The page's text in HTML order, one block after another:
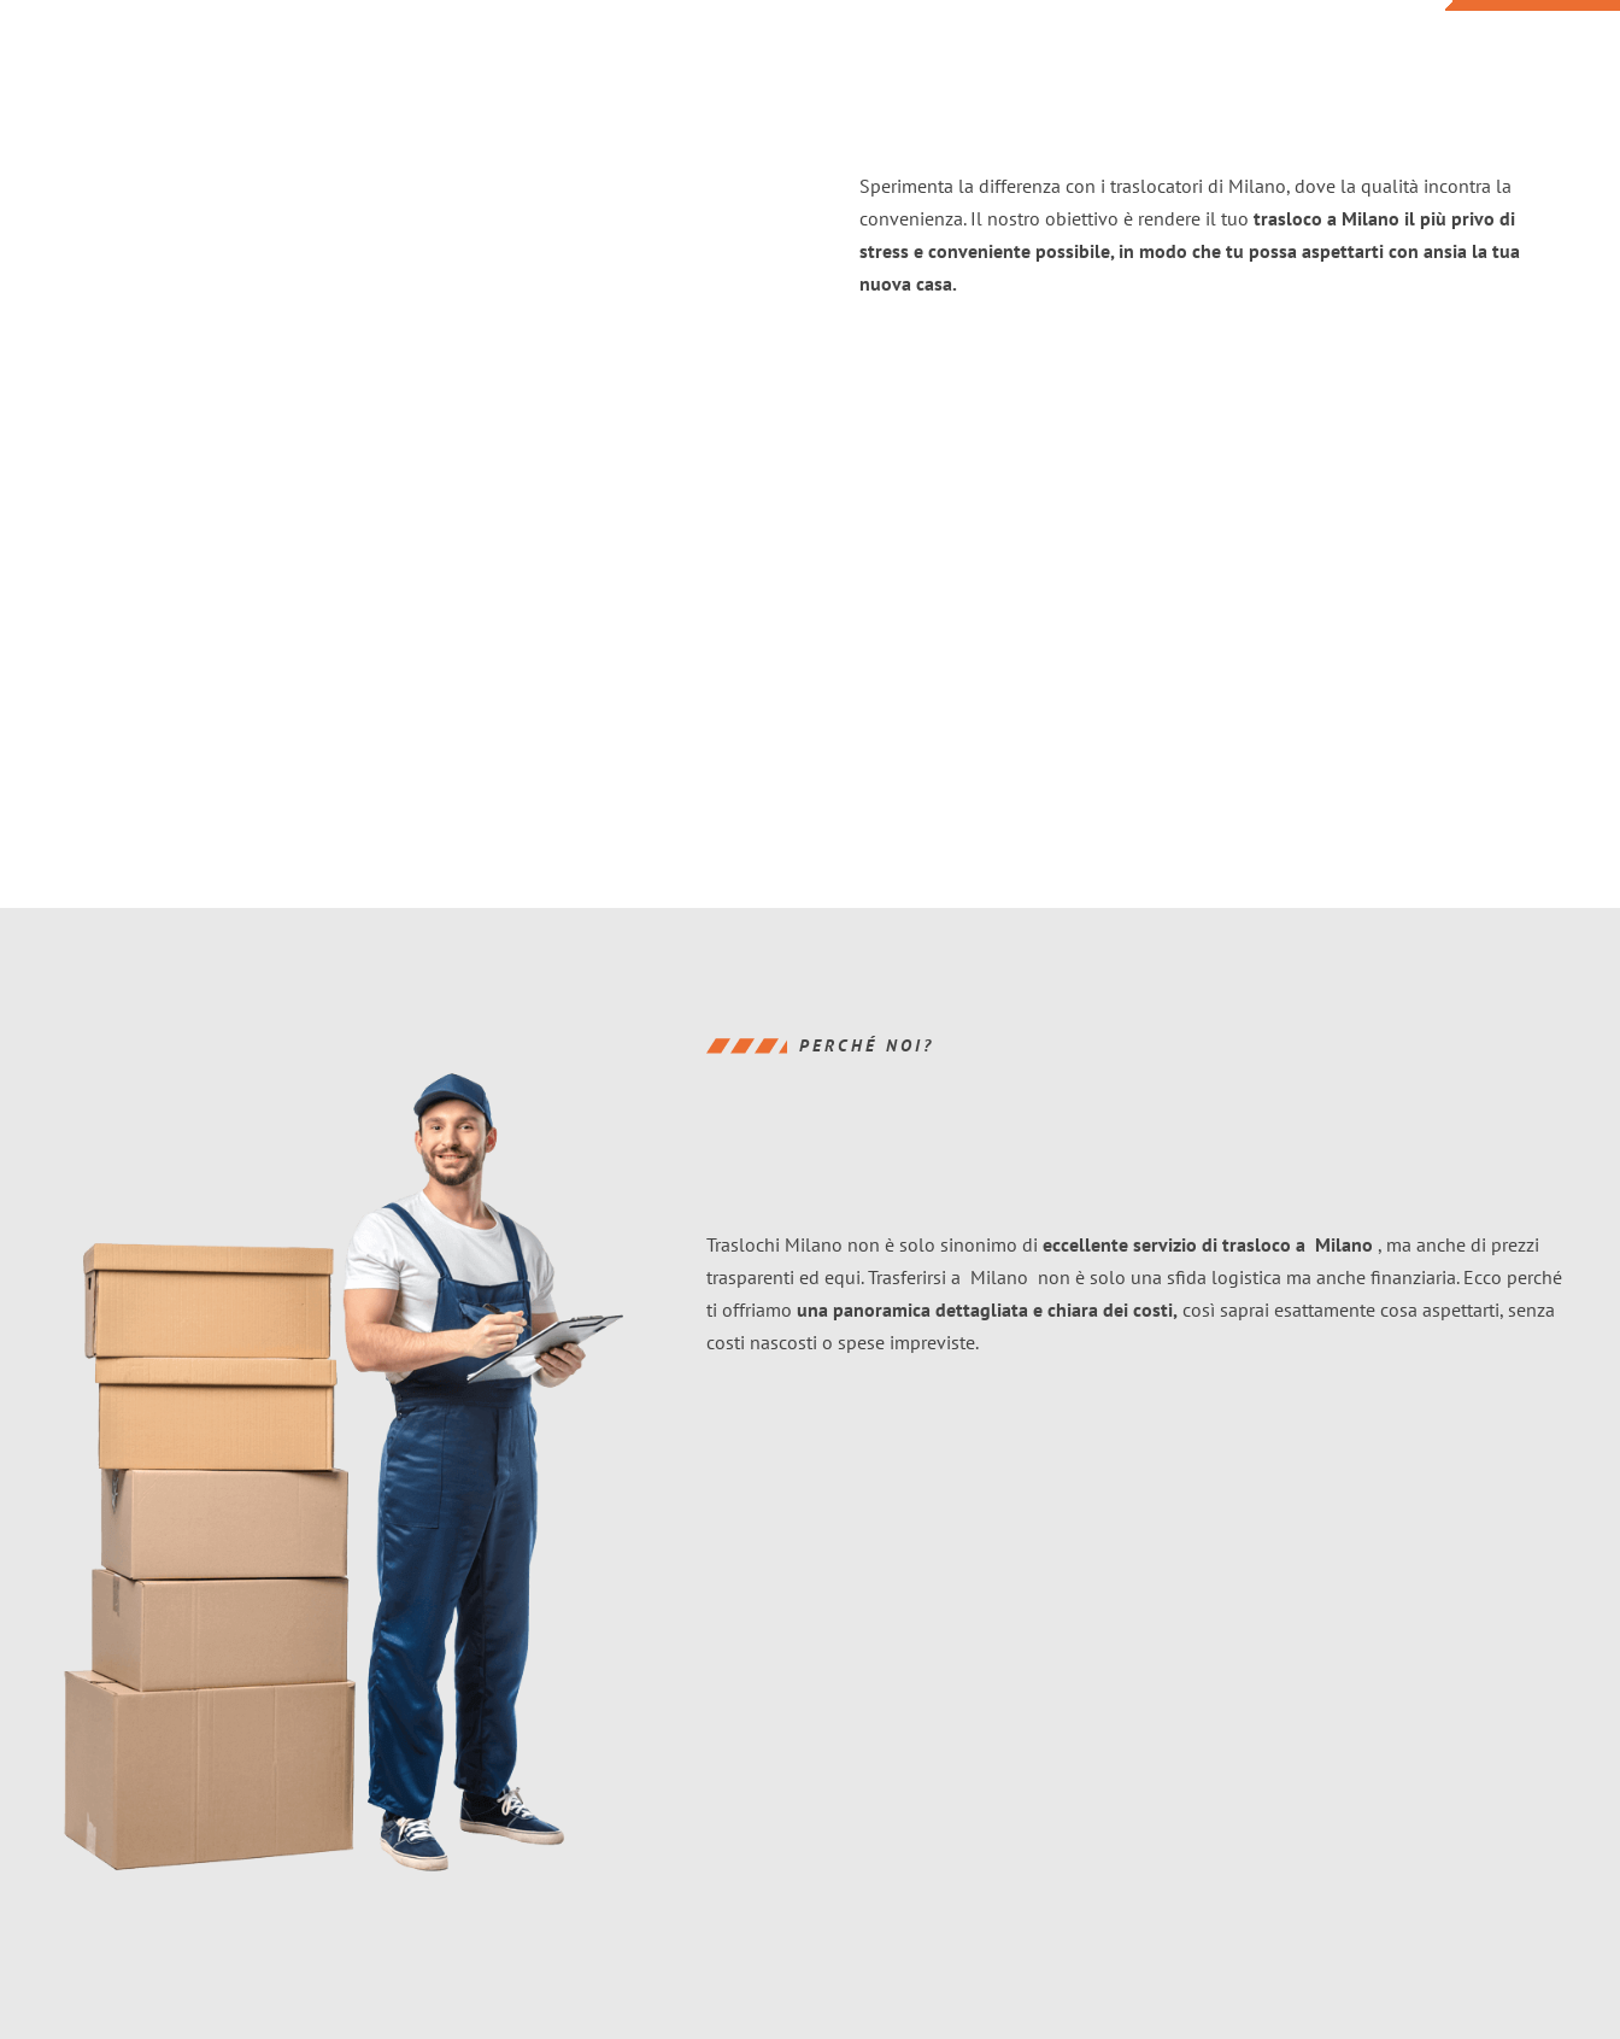
Sperimenta la differenza con i traslocatori di Milano, dove la qualità incontra la
convenienza. Il nostro obiettivo è rendere il tuo trasloco a Milano il più privo di
stress e conveniente possibile, in modo che tu possa aspettarti con ansia la tua
nuova casa.
PERCHÉ NOI?
Traslochi Milano non è solo sinonimo di eccellente servizio di trasloco a Milano , ma anche di prezzi
trasparenti ed equi. Trasferirsi a Milano non è solo una sfida logistica ma anche finanziaria. Ecco perché
ti offriamo una panoramica dettagliata e chiara dei costi, così saprai esattamente cosa aspettarti, senza
costi nascosti o spese impreviste.